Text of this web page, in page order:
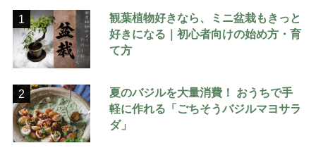
1
観葉植物好きなら、ミニ盆栽もきっと
好きになる｜初心者向けの始め方・育
て方
2
夏のバジルを大量消費！ おうちで手
軽に作れる「ごちそうバジルマヨサラ
ダ」